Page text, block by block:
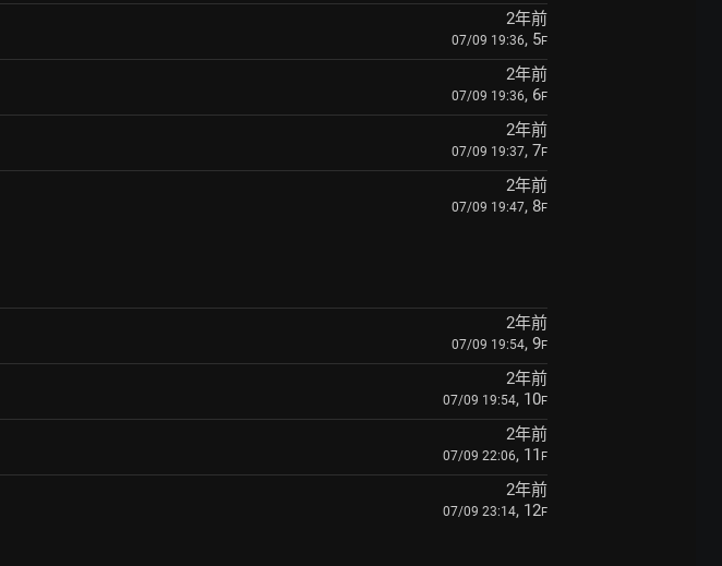
2年前
07/09 19:36, 5F
2年前
07/09 19:36, 6F
2年前
07/09 19:37, 7F
2年前
07/09 19:47, 8F
2年前
07/09 19:54, 9F
2年前
07/09 19:54, 10F
2年前
07/09 22:06, 11 F
2年前
07/09 23:14, 12F